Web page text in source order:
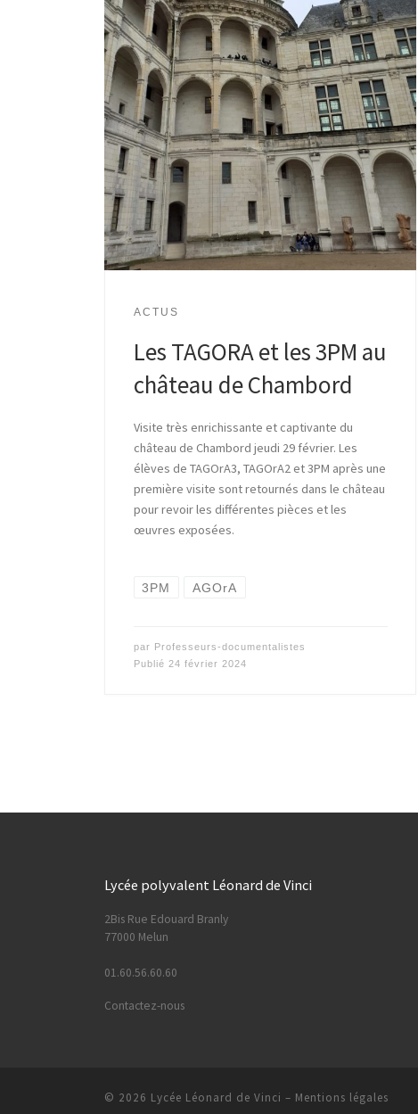
ACTUS
Les TAGORA et les 3PM au
château de Chambord
Visite très enrichissante et captivante du
château de Chambord jeudi 29 février. Les
élèves de TAGOrA3, TAGOrA2 et 3PM après une
première visite sont retournés dans le château
pour revoir les différentes pièces et les
œuvres exposées.
3PM AGOrA
par Professeurs-documentalistes
Publié 24 février 2024
Lycée polyvalent Léonard de Vinci
2Bis Rue Edouard Branly
77000 Melun
01.60.56.60.60
Contactez-nous
© 2026 Lycée Léonard de Vinci – Mentions légales